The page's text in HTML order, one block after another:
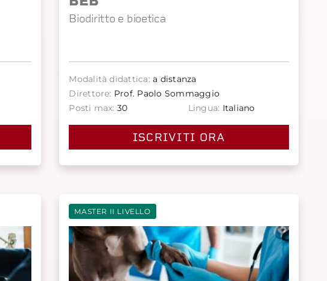
Biodiritto e bioetica
Modalità didattica: a distanza
Direttore: Prof. Paolo Sommaggio
Posti max: 30 Lingua: Italiano
ISCRIVITI ORA
MASTER II LIVELLO